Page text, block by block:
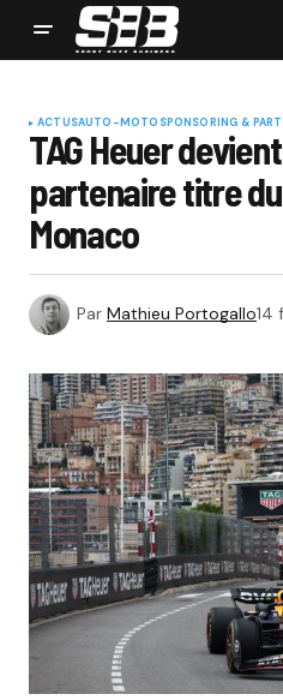
ACTUSAUTO-MOTO SPONSORING &
TAG Heuer
partenaire titre
Monaco
Par Mathieu Portogallo14